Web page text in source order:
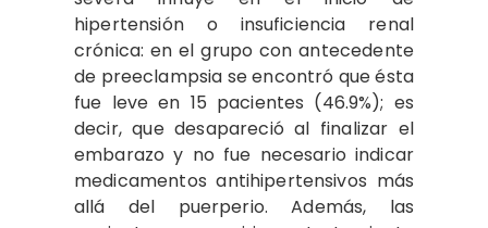
hipertensión o insuficiencia renal
crónica: en el grupo con antecedente
de preeclampsia se encontró que ésta
fue leve en 15 pacientes (46.9%); es
decir, que desapareció al finalizar el
embarazo y no fue necesario indicar
medicamentos antihipertensivos más
allá del puerperio. Además, las